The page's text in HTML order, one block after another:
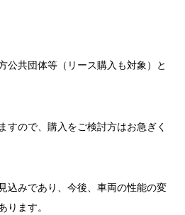
共団体等（リース購入も対象）と
すので、購入をご検討方はお急ぎく
込みであり、今後、車両の性能の変
ます。